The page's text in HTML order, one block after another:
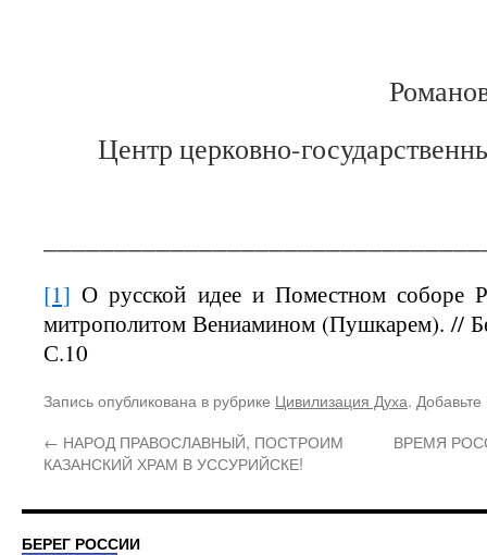
Центр церковно-
[1] О русской идее и Поместном соборе
митрополитом Вениамином (Пушкарем). //
С.10
Запись опубликована в рубрике Цивилизация Духа.
← НАРОД ПРАВОСЛАВНЫЙ, ПОСТРОИМ
КАЗАНСКИЙ ХРАМ В УССУРИЙСКЕ!
ВРЕМЯ
БЕРЕГ РОССИИ